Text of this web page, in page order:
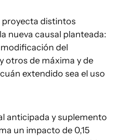
proyecta distintos
nueva causal planteada:
del
otros de máxima y de
extendido sea el uso
anticipada y suplemento
un impacto de 0,15